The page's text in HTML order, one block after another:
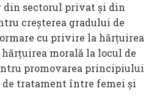
sectorul privat și din
creșterea gradului de
cu privire la hărțuirea
morală la locul de
promovarea principiului
de tratament între femei și